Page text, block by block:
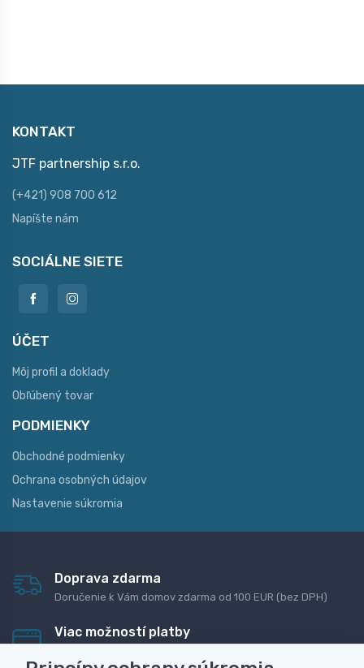
KONTAKT
JTF partnership s.r.o.
(+421) 908 700 612
Napíšte nám
SOCIÁLNE SIETE
ÚČET
Môj profil a doklady
Obľúbený tovar
PODMIENKY
Obchodné podmienky
Ochrana osobných údajov
Nastavenie súkromia
Doprava zdarma
Doručenie k Vám domov zdarma od 100 EUR (bez DPH)
Viac možností platby